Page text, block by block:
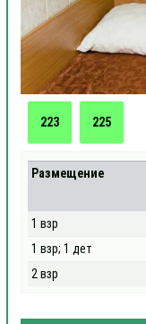
223 225
Размещение
1 взр
1 взр; 1 дет
2 взр